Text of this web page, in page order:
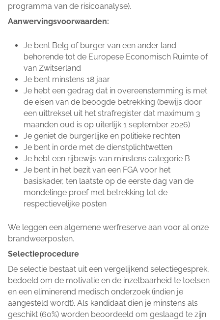
programma van de risicoanalyse).
Aanwervingsvoorwaarden:
Je bent Belg of burger van een ander land
behorende tot de Europese Economisch Ruimte of
van Zwitserland
Je bent minstens 18 jaar
Je hebt een gedrag dat in overeenstemming is met
de eisen van de beoogde betrekking (bewijs door
een uittreksel uit het strafregister dat maximum 3
maanden oud is op uiterlijk 1 september 2026)
Je geniet de burgerlijke en politieke rechten
Je bent in orde met de dienstplichtwetten
Je hebt een rijbewijs van minstens categorie B
Je bent in het bezit van een FGA voor het
basiskader, ten laatste op de eerste dag van de
mondelinge proef met betrekking tot de
respectievelijke posten
We leggen een algemene werfreserve aan voor al onze
brandweerposten.
Selectieprocedure
De selectie bestaat uit een vergelijkend selectiegesprek,
bedoeld om de motivatie en de inzetbaarheid te toetsen
en een eliminerend medisch onderzoek (indien je
aangesteld wordt). Als kandidaat dien je minstens als
geschikt (60%) worden beoordeeld om geslaagd te zijn.